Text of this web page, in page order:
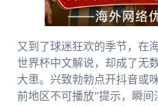
又到了球迷狂欢的季节，在
世界杯中文解说，却成了无
大患。兴致勃勃点开抖音或
前地区不可播放”提示，瞬